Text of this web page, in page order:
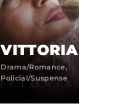
VITTORIA
Drama/Romance
Policial/Suspense